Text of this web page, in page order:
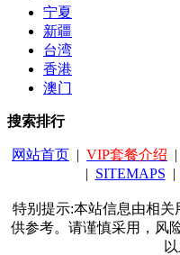
宁夏
新疆
台湾
香港
澳门
搜索排行
网站首页 | VIP套餐介绍 |
| SITEMAPS |
特别提示:本站信息由相
供参考。请谨慎采用，风